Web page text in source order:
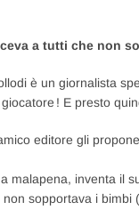
a tutti che non
è un giornalista
! E presto
editore gli
malapena, inventa il
sopportava i